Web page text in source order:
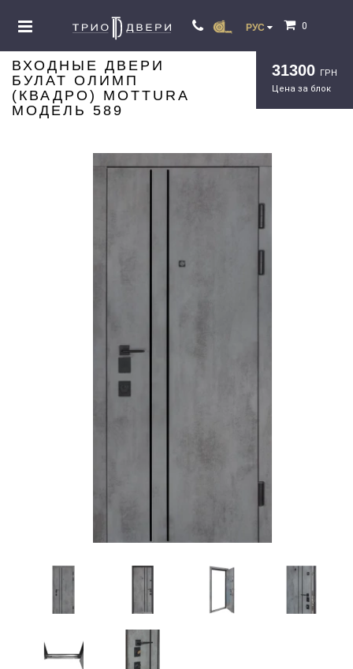
РУС 0
ВХОДНЫЕ ДВЕРИ
БУЛАТ ОЛИМП
(КВАДРО) MOTTURA
МОДЕЛЬ 589
31300 ГРН
Цена за блок